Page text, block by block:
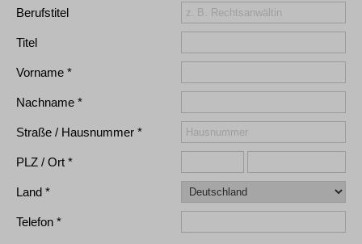
Berufstitel
Titel
Vorname
Nachname
Straße / Hausnummer
PLZ / Ort
Land
Telefon